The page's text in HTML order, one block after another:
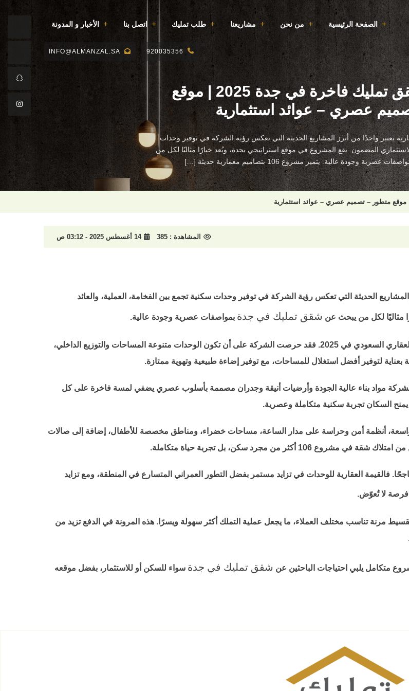
الصفحة الرئيسية من نحن مشاريعنا طلب تمليك اتصل بنا الأخبار و المدونة
920035356
INFO@ALMANZAL.SA
مشروع 106 – شقق تمليك فاخرة في جدة 2025 | موقع
عصري – عوائد استثمارية
العقارية يعتبر واحدًا من أبرز المشاريع الحديثة التي تعكس رؤية الشركة في توفير وحدات
المضمون. يقع المشروع في موقع استراتيجي بجدة، ويُعد خيارًا مثاليًا لكل من
عالية. يتميز مشروع 106 بتصاميم معمارية حديثة […]
المشاهدة : 385 14 أغسطس 2025 - 03:12 ص
الحديثة التي تعكس رؤية الشركة في توفير وحدات سكنية تجمع بين الفخامة، العملية، والعائد
مثاليًا لكل من يبحث عن شقق تمليك في جدة بمواصفات عصرية وجودة عالية.
يتميز مشروع 106 بتصاميم معمارية حديثة تتماشى مع متطلبات السوق العقاري السعودي في 2025. فقد حرصت الشركة على أن تكون الوحدات متنوعة المساحات والتوزيع الداخلي،
لتوفير أفضل استغلال للمساحات، مع توفير إضاءة طبيعية وتهوية ممتازة.
أبرز مميزات مشروع 106، حيث استخدمت الشركة مواد بناء عالية الجودة وأرضيات أنيقة وجدران مصممة بأسلوب عصري يضفي لمسة فاخرة على كل
يمنح السكان تجربة سكنية متكاملة وعصرية.
أنظمة أمن وحراسة على مدار الساعة، مساحات خضراء، ومناطق مخصصة للأطفال، إضافة إلى صالات
من مجرد سكن، بل تجربة حياة متكاملة.
فالقيمة العقارية للوحدات في تزايد مستمر بفضل التطور العمراني المتسارع في المنطقة، ومع تزايد
مرنة تناسب مختلف العملاء، ما يجعل عملية التملك أكثر سهولة ويسرًا. هذه المرونة في الدفع تزيد من
شقق تمليك في جدة سواء للسكن أو للاستثمار، بفضل موقعه